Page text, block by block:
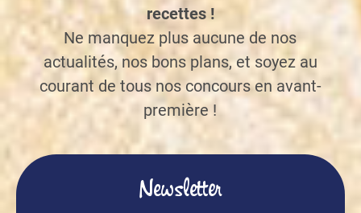
recettes !
Ne manquez plus aucune de nos
actualités, nos bons plans, et soyez au
courant de tous nos concours en avant-
première !
Newsletter